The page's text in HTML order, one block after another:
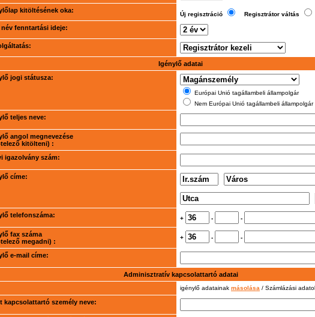
kitöltésének oka:
Új regisztráció Regisztrátor váltás
fenntartási ideje:
Igénylő adatai
jogi státusza:
Európai Unió tagállambeli állampolgár
Nem Európai Unió tagállambeli állampolgár
teljes neve:
angol megnevezése
kitölteni) :
igazolvány szám:
címe:
telefonszáma: + - -
fax száma
megadni) :
+ - -
e-mail címe:
Adminisztratív kapcsolattartó adatai
igénylő adatainak másolása / Számlázási
kapcsolattartó személy neve: